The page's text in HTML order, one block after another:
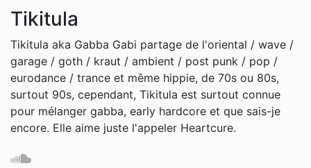
Tikitula
Tikitula aka Gabba Gabi partage de l'oriental / wave /
garage / goth / kraut / ambient / post punk / pop /
eurodance / trance et même hippie, de 70s ou 80s,
surtout 90s, cependant, Tikitula est surtout connue
pour mélanger gabba, early hardcore et que sais-je
encore. Elle aime juste l'appeler Heartcure.